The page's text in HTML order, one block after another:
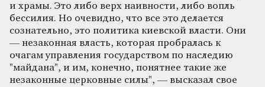
и храмы. Это либо верх наивности, либо вопль
бессилия. Но очевидно, что все это делается
сознательно, это политика киевской власти. Они
— незаконная власть, которая пробралась к
очагам управления государством по наследию
"майдана", и им, конечно, понятнее такие же
незаконные церковные силы", — высказал свое